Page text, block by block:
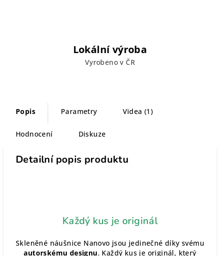
Lokální výroba
Vyrobeno v ČR
Popis Parametry Videa (1)
Hodnocení Diskuze
Detailní popis produktu
Každý kus je originál
Skleněné náušnice Nanovo jsou jedinečné díky svému
autorskému designu. Každý kus je originál, který